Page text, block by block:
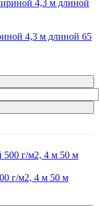
4,3 м длиной 65
г/м2, 4 м 50 м